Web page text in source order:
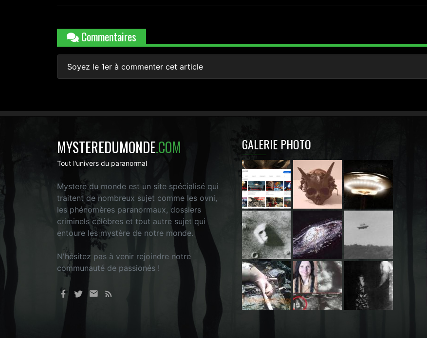
Commentaires
Soyez le 1er à commenter cet article
MYSTEREDUMONDE.COM
Tout l'univers du paranormal
Mystere du monde est un site spécialisé qui
traitent de nombreux sujet comme les ovni,
les phénomères paranormaux, dossiers
criminels célèbres et tout autre sujet qui
entoure les mystère de notre monde.
N'hésitez pas à venir rejoindre notre
communauté de passionés !
GALERIE PHOTO